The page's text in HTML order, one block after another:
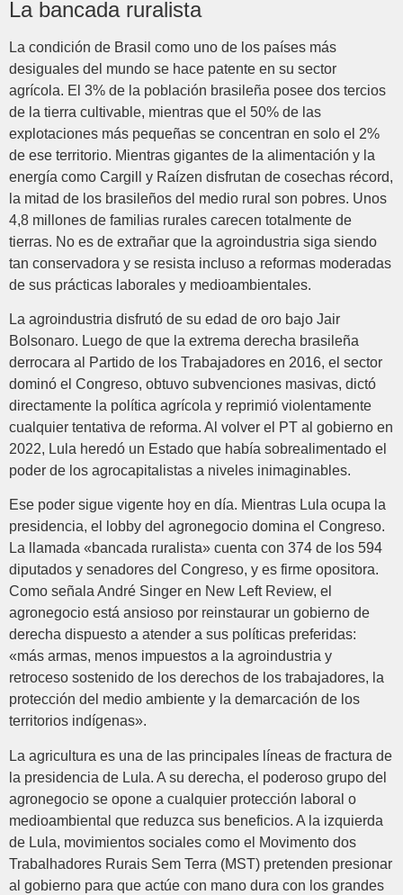
La bancada ruralista
La condición de Brasil como uno de los países más
desiguales del mundo se hace patente en su sector
agrícola. El 3% de la población brasileña posee dos tercios
de la tierra cultivable, mientras que el 50% de las
explotaciones más pequeñas se concentran en solo el 2%
de ese territorio. Mientras gigantes de la alimentación y la
energía como Cargill y Raízen disfrutan de cosechas récord,
la mitad de los brasileños del medio rural son pobres. Unos
4,8 millones de familias rurales carecen totalmente de
tierras. No es de extrañar que la agroindustria siga siendo
tan conservadora y se resista incluso a reformas moderadas
de sus prácticas laborales y medioambientales.
La agroindustria disfrutó de su edad de oro bajo Jair
Bolsonaro. Luego de que la extrema derecha brasileña
derrocara al Partido de los Trabajadores en 2016, el sector
dominó el Congreso, obtuvo subvenciones masivas, dictó
directamente la política agrícola y reprimió violentamente
cualquier tentativa de reforma. Al volver el PT al gobierno en
2022, Lula heredó un Estado que había sobrealimentado el
poder de los agrocapitalistas a niveles inimaginables.
Ese poder sigue vigente hoy en día. Mientras Lula ocupa la
presidencia, el lobby del agronegocio domina el Congreso.
La llamada «bancada ruralista» cuenta con 374 de los 594
diputados y senadores del Congreso, y es firme opositora.
Como señala André Singer en New Left Review, el
agronegocio está ansioso por reinstaurar un gobierno de
derecha dispuesto a atender a sus políticas preferidas:
«más armas, menos impuestos a la agroindustria y
retroceso sostenido de los derechos de los trabajadores, la
protección del medio ambiente y la demarcación de los
territorios indígenas».
La agricultura es una de las principales líneas de fractura de
la presidencia de Lula. A su derecha, el poderoso grupo del
agronegocio se opone a cualquier protección laboral o
medioambiental que reduzca sus beneficios. A la izquierda
de Lula, movimientos sociales como el Movimento dos
Trabalhadores Rurais Sem Terra (MST) pretenden presionar
al gobierno para que actúe con mano dura con los grandes